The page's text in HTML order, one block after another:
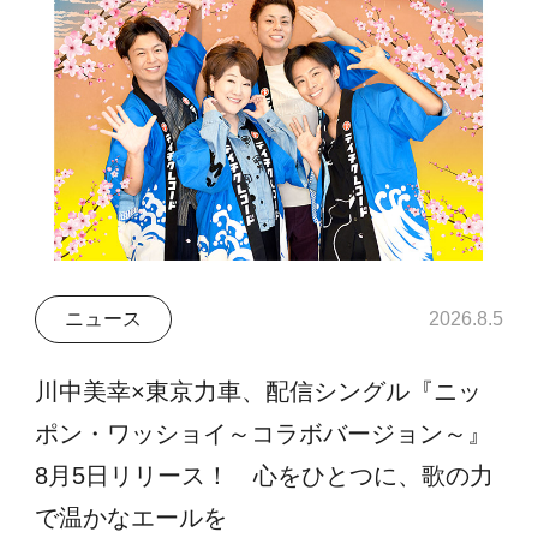
ニュース 2026.8.5
川中美幸×東京力車、配信シングル『ニッ
ポン・ワッショイ～コラボバージョン～』
8月5日リリース！ 心をひとつに、歌の力
で温かなエールを